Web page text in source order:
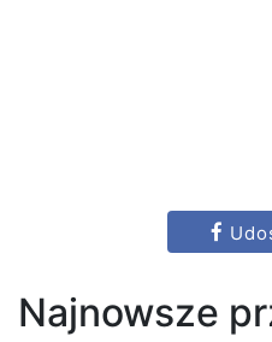
Najnowsze